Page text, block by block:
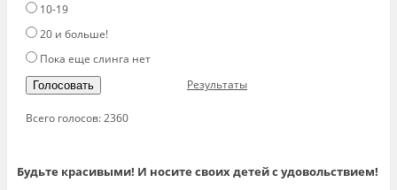
10-19
20 и больше!
Пока еще слинга нет
Голосовать Результаты
Всего голосов: 2360
Будьте красивыми! И носите своих детей с удовольствием!